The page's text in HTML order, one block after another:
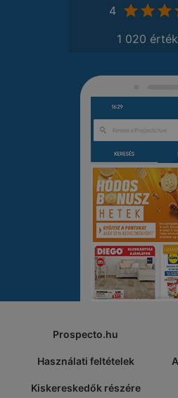
4
1 020
Prospecto.hu
Használati feltételek
Kiskereskedők részére